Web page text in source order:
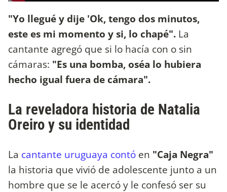
"Yo llegué y dije 'Ok, tengo dos minutos,
este es mi momento y si, lo chapé". La
cantante agregó que si lo hacía con o sin
cámaras: "Es una bomba, oséa lo hubiera
hecho igual fuera de cámara".
La reveladora historia de Natalia
Oreiro y su identidad
La cantante uruguaya contó en "Caja Negra"
la historia que vivió de adolescente junto a un
hombre que se le acercó y le confesó ser su